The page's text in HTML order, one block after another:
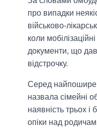
про випадки
військово-
коли
документи, що
відстрочку.
Серед
назвала сімейні
наявність трьох
опіки над